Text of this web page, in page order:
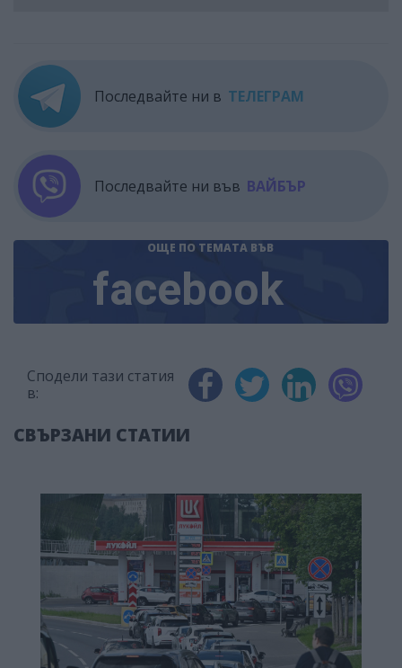
Последвайте ни в ТЕЛЕГРАМ
Последвайте ни във ВАЙБЪР
ОЩЕ ПО ТЕМАТА ВЪВ
facebook
Сподели тази статия
в:
СВЪРЗАНИ СТАТИИ